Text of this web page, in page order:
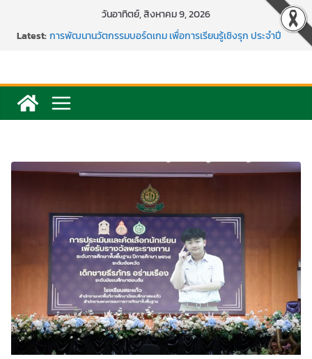
content
วันอาทิตย์, สิงหาคม 9, 2026
Latest:การพัฒนานวัตกรรมบอร์ดเกม เพื่อการเรียนรู้เชิงรุก ประจำปี
กิจกรรมบริจาคโลหิต ยิ่งให้ยิ่งได้ ครั้งที่ 51
กีฬาอีสปอร์ต (FC Online PC)